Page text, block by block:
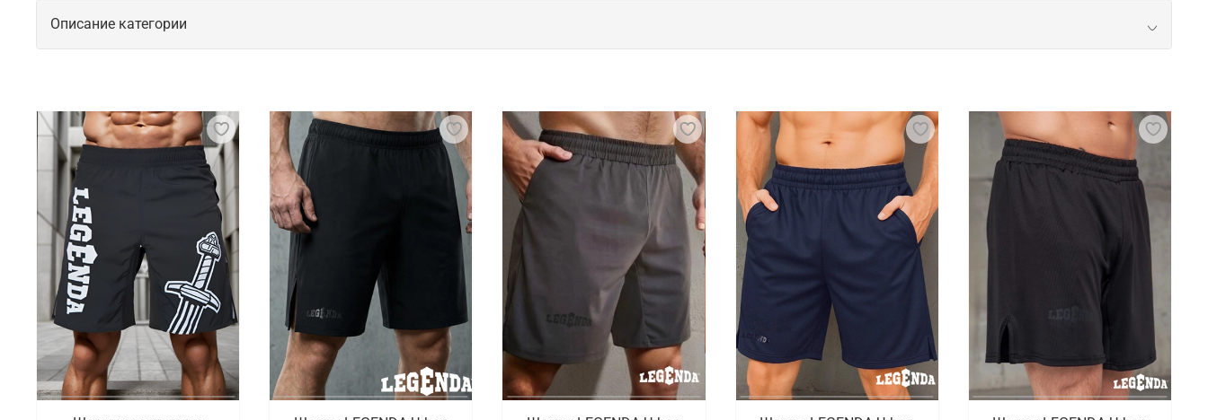
Описание категории
занятия были комфортными и продуктивными, необходимо подобрать подходящую одежду для спорта, а также не забывать про правильную и удобную обувь.
Что мы предлагаем на выбор
Специально для занятий кроссфитом мы подготовили актуальные товары, способные разнообразить спортивный гардероб. Речь идет про тренировочные шорты,
рашгарды для мужчин и женщин, компрессионные штаны и тайтсы. В наличии также детская коллекция одежды для спорта.
Где заказать спортивную одежду и экипировку для кроссфита с доставкой в Чите
В интернет-магазине Octagon Shop можно купить спортивные товары для кроссфита. В ассортименте брендовая одежда, которая создает комфортные условия
для продуктивных тренировок. Осуществляется оперативная доставка покупок, оформленных в онлайн режиме, по Чите.